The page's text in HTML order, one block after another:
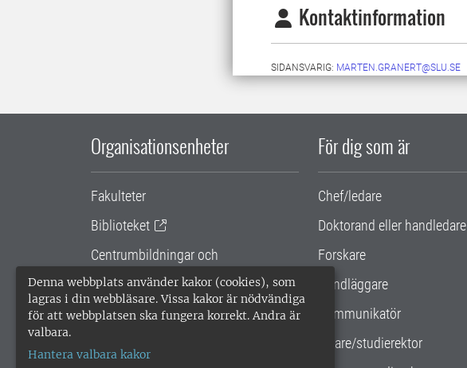
Denna webbplats använder kakor (cookies), som
lagras i din webbläsare. Vissa kakor är nödvändiga
för att webbplatsen ska fungera korrekt. Andra är
valbara.
Hantera valbara kakor
Kontaktinformation
SIDANSVARIG: MARTEN.GRANERT@SLU.SE
Organisationsenheter
Fakulteter
Biblioteket
Centrumbildningar och
samarbetsprojekt
Gemensamma verksamhetsstödet
För dig som är
Chef/ledare
Doktorand eller handledare
Forskare
Handläggare
Kommunikatör
Lärare/studierektor